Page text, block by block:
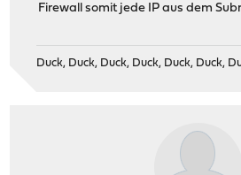
Firewall somit jede IP aus dem
Duck, Duck, Duck, Duck, Duck, Duck,